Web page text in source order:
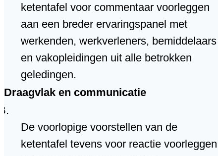
ketentafel voor commentaar voorleggen
aan een breder ervaringspanel met
werkenden, werkverleners, bemiddelaars
en vakopleidingen uit alle betrokken
geledingen.
Draagvlak en communicatie
De voorlopige voorstellen van de
ketentafel tevens voor reactie voorleggen